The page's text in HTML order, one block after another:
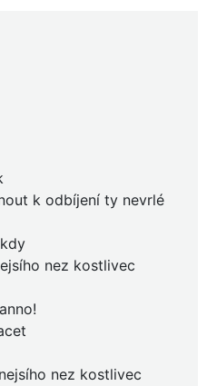
k odbíjení ty nevrlé
nez kostlivec
nez kostlivec